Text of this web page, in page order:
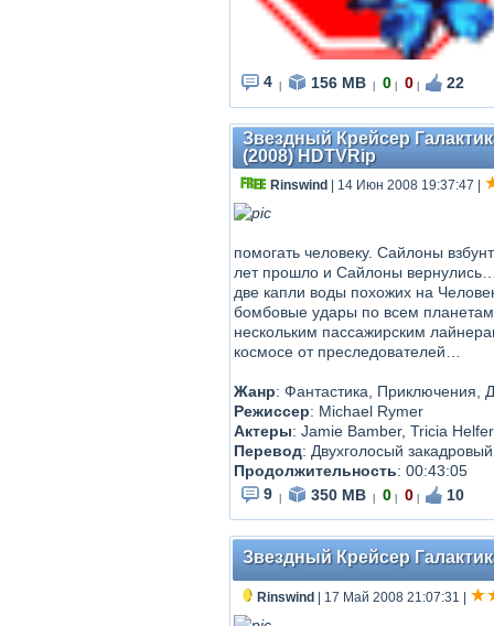
4 156 MB 0 0 22
Звездный Крейсер
(2008) HDTVRip
Rinswind | 14 Июн 2008 19:37:47
помогать человеку. Сайлоны
лет прошло и Сайлоны
две капли воды похожих на
бомбовые удары по всем
нескольким пассажирским
космосе от преследователей…
Жанр: Фантастика, Приключения,
Режиссер: Michael Rymer
Актеры: Jamie Bamber, Tricia
Перевод: Двухголосый закадровый
Продолжительность: 00:43:05
9
350 MB 0 0 10
Звездный Крейсер
Rinswind | 17 Май 2008 21:07:31